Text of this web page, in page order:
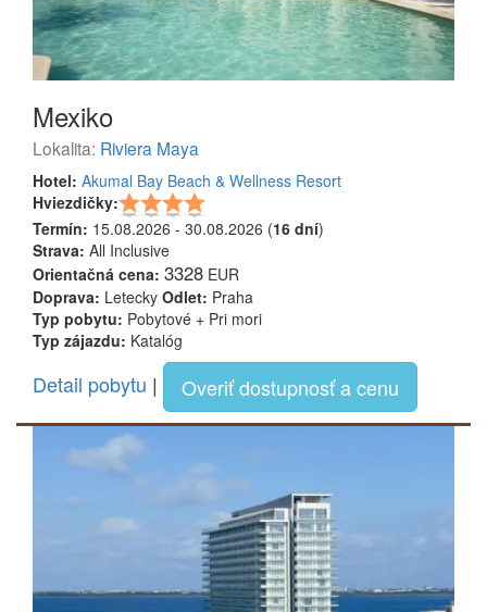
Mexiko
Lokalita: Riviera Maya
Hotel: Akumal Bay Beach & Wellness Resort
Hviezdičky:
Termín: 15.08.2026 - 30.08.2026 (16 dní)
Strava: All Inclusive
Orientačná cena: 3328 EUR
Doprava: Letecky Odlet: Praha
Typ pobytu: Pobytové + Pri mori
Typ zájazdu: Katalóg
Detail pobytu | Overiť dostupnosť a cenu